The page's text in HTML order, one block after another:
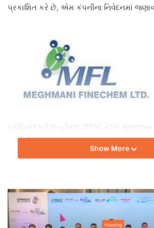
પ્રકાશિત કરે છે, એમ કંપનીના નિવેદનમાં
સ્પેશિયલ પર્પઝ વ્હીકલ (SPV) હેઠળ ગુજરાતમાં
પવન-સૌર હાઇબ્રિડ પાવર પ્લાન્ટ સ્થાપવા
એગ્રીમેન્ટ અને શેર સબસ્ક્રિપ્શન અને
MFL રૂ. 20.54 કરોડના યોગદાન માટે SPVમાં
અને રિન્યુ ગ્રીન 74 ટકા હિસ્સા માટે રૂ. 58.46
આપશે.
Show More
Housing